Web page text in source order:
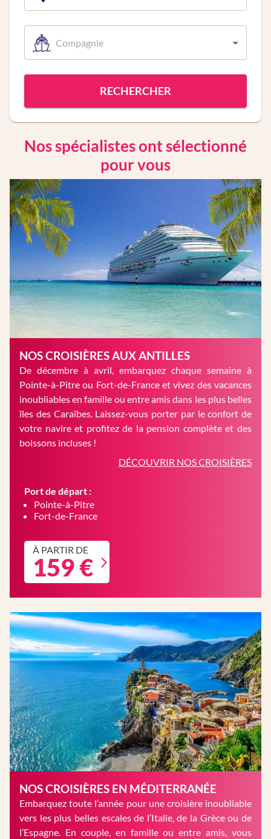
Compagnie
RECHERCHER
Nos spécialistes ont sélectionné
pour vous
NOS CROISIÈRES AUX ANTILLES
De décembre à avril, embarquez chaque semaine à
Pointe-à-Pitre ou Fort-de-France et vivez des vacances
inoubliables en famille ou entre amis dans les plus belles
îles des Caraïbes. Laissez-vous porter par le confort de
votre navire et profitez de la pension complète et des
boissons incluses !
DÉCOUVRIR NOS CROISIÈRES
Port de départ :
Pointe-à-Pitre
Fort-de-France
À PARTIR DE
159 €
NOS CROISIÈRES EN MÉDITERRANÉE
Embarquez toute l’année pour une croisière inoubliable
vers les plus belles escales de l’Italie, de la Grèce ou de
l’Espagne. En couple, en famille ou entre amis, vous